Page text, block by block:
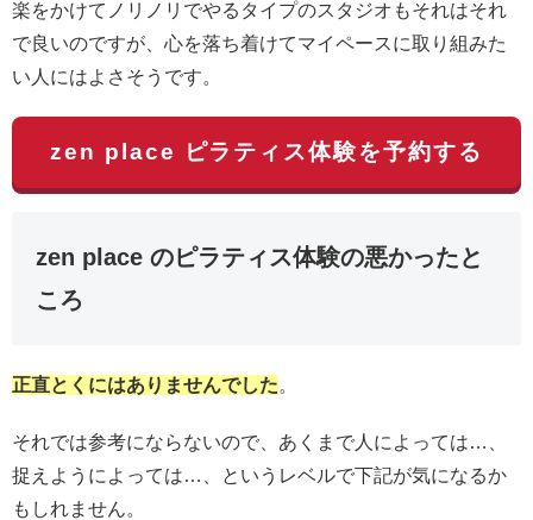
楽をかけてノリノリでやるタイプのスタジオもそれはそれ
で良いのですが、心を落ち着けてマイペースに取り組みた
い人にはよさそうです。
zen place ピラティス体験を予約する
zen place のピラティス体験の悪かったと
ころ
正直とくにはありませんでした。
それでは参考にならないので、あくまで人によっては…、
捉えようによっては…、というレベルで下記が気になるか
もしれません。